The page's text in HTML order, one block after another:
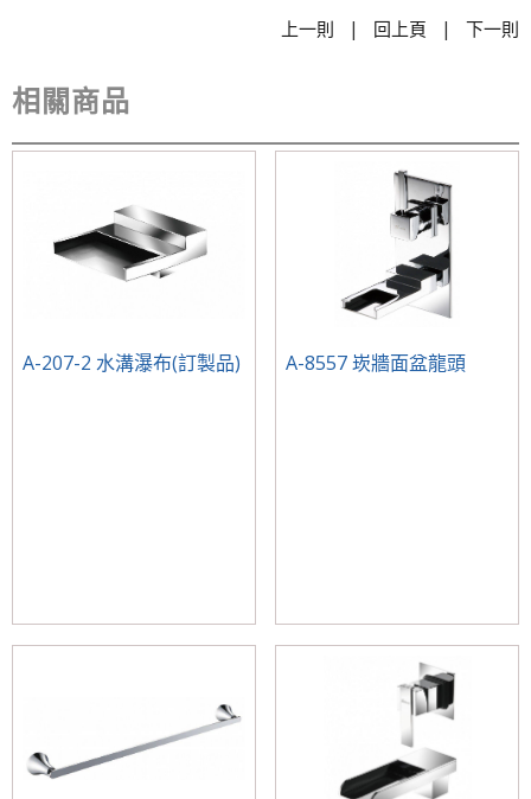
上一則 | 回上頁 | 下一則
相關商品
A-207-2 水溝瀑布(訂製品) A-8557 崁牆面盆龍頭